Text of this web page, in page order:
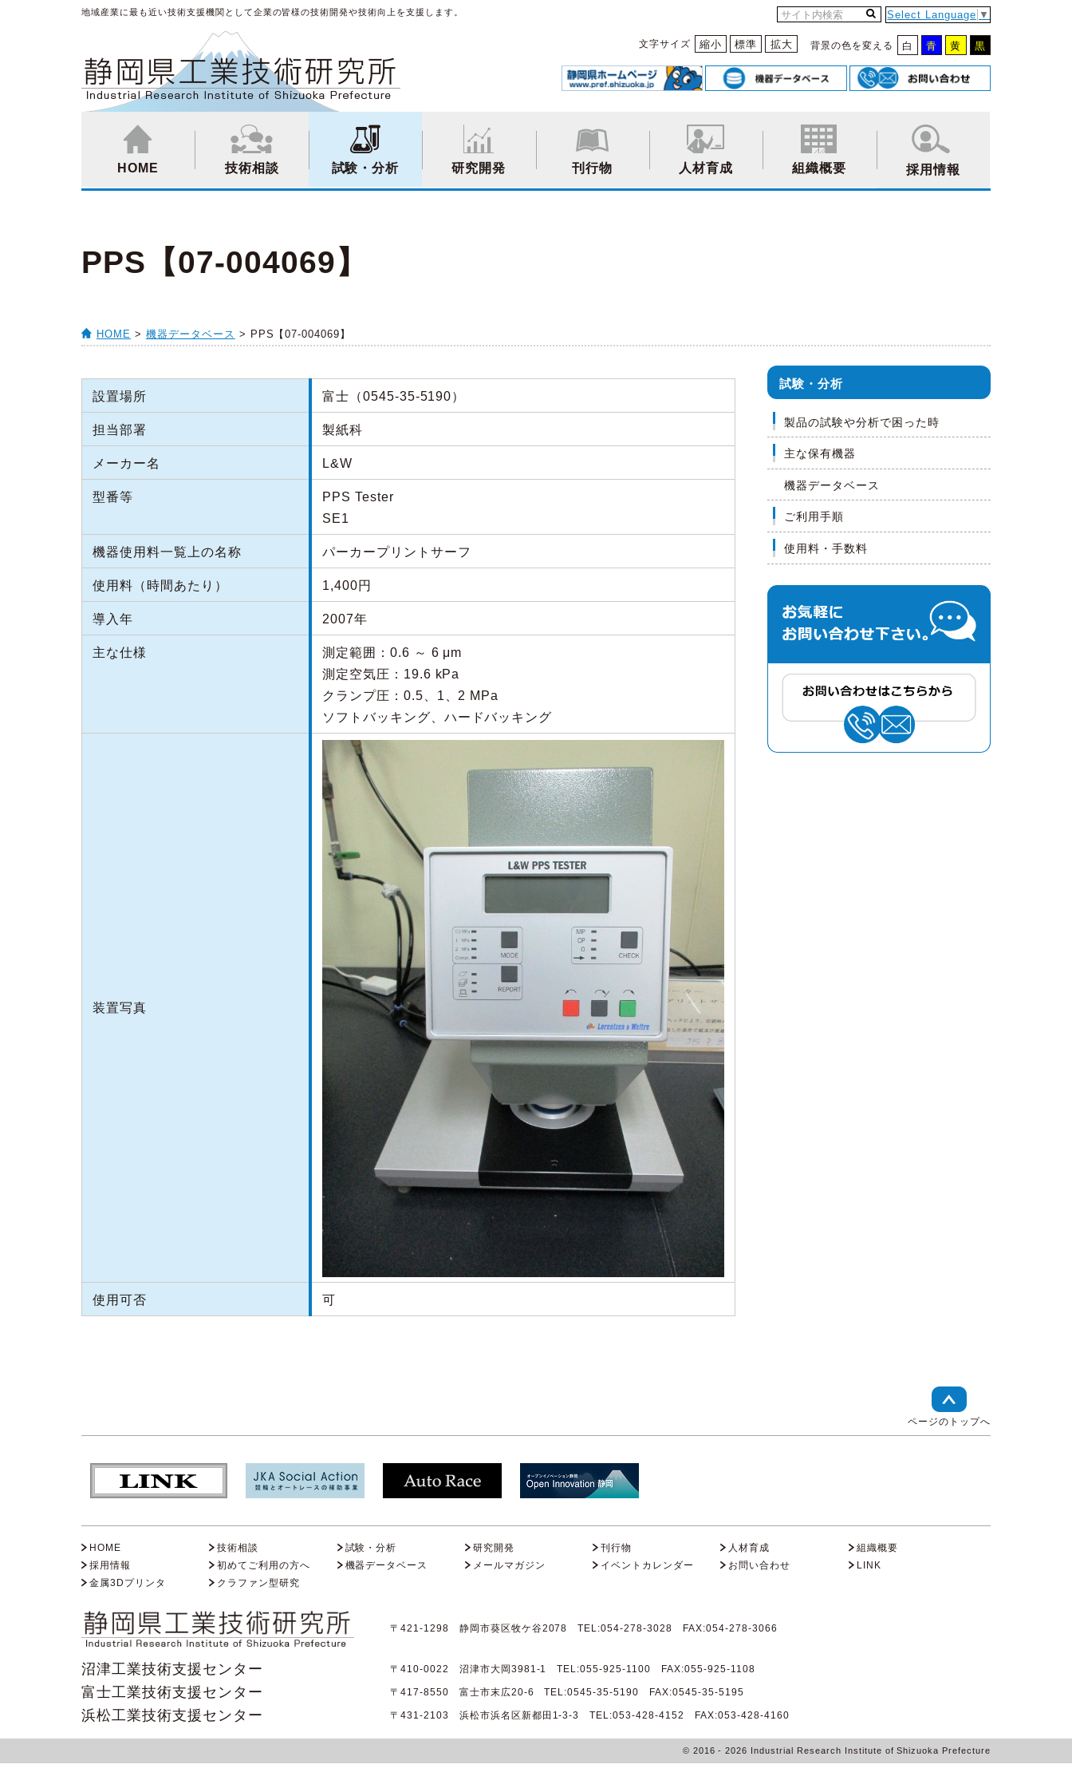
地域産業に最も近い技術支援機関として企業の皆様の技術開発や技術向上を支援します。 Select Language ▼
文字サイズ 縮小 標準 拡大 背景の色を変える 白 青 黄 黒
HOME 技術相談 試験・分析 研究開発 刊行物 人材育成 組織概要 採用情報
PPS【07-004069】
HOME > 機器データベース > PPS【07-004069】
設置場所 富士（0545-35-5190）
担当部署 製紙科
メーカー名 L&W
型番等
PPS Tester
SE1
機器使用料一覧上の名称 パーカープリントサーフ
使用料（時間あたり） 1,400円
導入年 2007年
主な仕様
測定範囲：0.6 ～ 6 μm
測定空気圧：19.6 kPa
クランプ圧：0.5、1、2 MPa
ソフトバッキング、ハードバッキング
装置写真
使用可否 可
試験・分析
製品の試験や分析で困った時
主な保有機器
機器データベース
ご利用手順
使用料・手数料
ページのトップへ
HOME 技術相談 試験・分析 研究開発 刊行物 人材育成
組織概要
採用情報
初めてご利用の方へ 機器データベース メールマガジン イベントカレンダー お問い合わせ
LINK
金属3Dプリンタ
クラファン型研究
〒421-1298 静岡市葵区牧ケ谷2078 TEL:054-278-3028 FAX:054-278-3066
沼津工業技術支援センター 〒410-0022 沼津市大岡3981-1 TEL:055-925-1100 FAX:055-925-1108
富士工業技術支援センター 〒417-8550 富士市末広20-6 TEL:0545-35-5190 FAX:0545-35-5195
浜松工業技術支援センター 〒431-2103 浜松市浜名区新都田1-3-3 TEL:053-428-4152 FAX:053-428-4160
© 2016 - 2026 Industrial Research Institute of Shizuoka Prefecture